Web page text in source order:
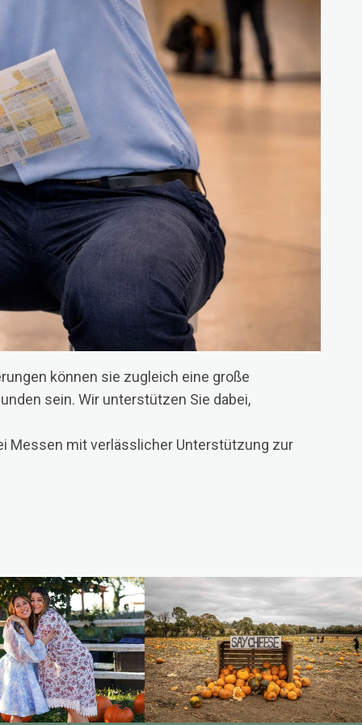
können sie zugleich eine große
sein. Wir unterstützen Sie dabei,
Messen mit verlässlicher Unterstützung zur